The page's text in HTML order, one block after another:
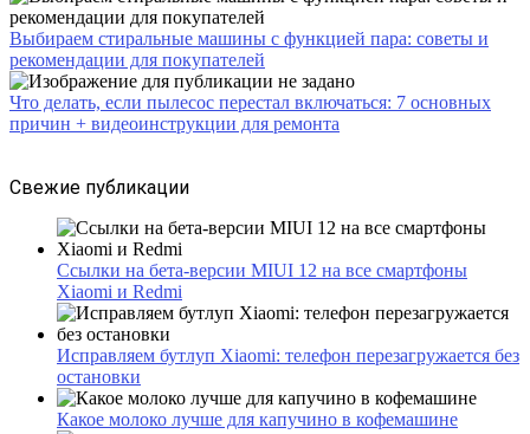
Выбираем стиральные машины с функцией пара: советы и
рекомендации для покупателей
Что делать, если пылесос перестал включаться: 7 основных
причин + видеоинструкции для ремонта
Свежие публикации
Ссылки на бета-версии MIUI 12 на все смартфоны
Xiaomi и Redmi
Исправляем бутлуп Xiaomi: телефон перезагружается без
остановки
Какое молоко лучше для капучино в кофемашине